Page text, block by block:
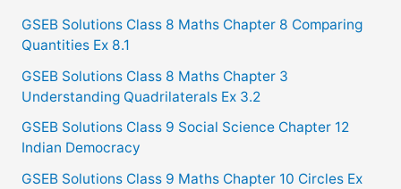
GSEB Solutions Class 8 Maths Chapter 8 Comparing
Quantities Ex 8.1
GSEB Solutions Class 8 Maths Chapter 3
Understanding Quadrilaterals Ex 3.2
GSEB Solutions Class 9 Social Science Chapter 12
Indian Democracy
GSEB Solutions Class 9 Maths Chapter 10 Circles Ex